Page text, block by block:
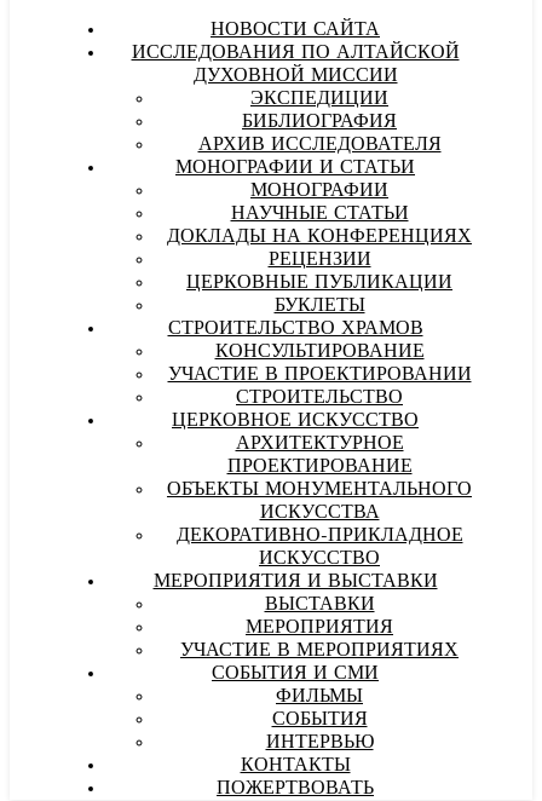
НОВОСТИ САЙТА
ИССЛЕДОВАНИЯ ПО АЛТАЙСКОЙ
ДУХОВНОЙ МИССИИ
ЭКСПЕДИЦИИ
БИБЛИОГРАФИЯ
АРХИВ ИССЛЕДОВАТЕЛЯ
МОНОГРАФИИ И СТАТЬИ
МОНОГРАФИИ
НАУЧНЫЕ СТАТЬИ
ДОКЛАДЫ НА КОНФЕРЕНЦИЯХ
РЕЦЕНЗИИ
ЦЕРКОВНЫЕ ПУБЛИКАЦИИ
БУКЛЕТЫ
СТРОИТЕЛЬСТВО ХРАМОВ
КОНСУЛЬТИРОВАНИЕ
УЧАСТИЕ В ПРОЕКТИРОВАНИИ
СТРОИТЕЛЬСТВО
ЦЕРКОВНОЕ ИСКУССТВО
АРХИТЕКТУРНОЕ
ПРОЕКТИРОВАНИЕ
ОБЪЕКТЫ МОНУМЕНТАЛЬНОГО
ИСКУССТВА
ДЕКОРАТИВНО-ПРИКЛАДНОЕ
ИСКУССТВО
МЕРОПРИЯТИЯ И ВЫСТАВКИ
ВЫСТАВКИ
МЕРОПРИЯТИЯ
УЧАСТИЕ В МЕРОПРИЯТИЯХ
СОБЫТИЯ И СМИ
ФИЛЬМЫ
СОБЫТИЯ
ИНТЕРВЬЮ
КОНТАКТЫ
ПОЖЕРТВОВАТЬ